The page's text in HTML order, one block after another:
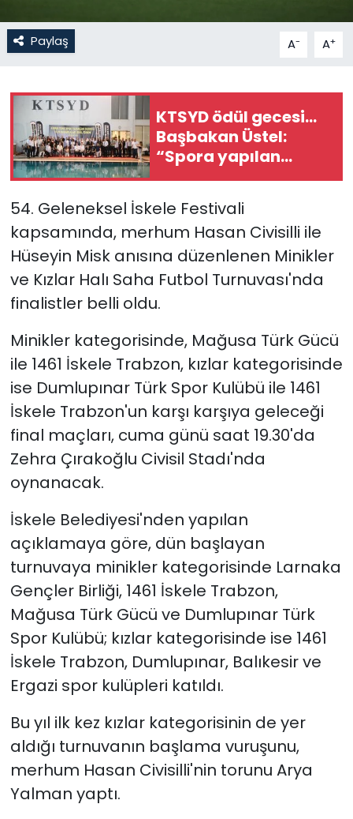
Paylaş A- A+
KTSYD ödül gecesi...
Başbakan Üstel:
“Spora yapılan
yatırım, geleceğe,
değerli yatırımdır”
54. Geleneksel İskele Festivali
kapsamında, merhum Hasan Civisilli ile
Hüseyin Misk anısına düzenlenen Minikler
ve Kızlar Halı Saha Futbol Turnuvası'nda
finalistler belli oldu.
Minikler kategorisinde, Mağusa Türk Gücü
ile 1461 İskele Trabzon, kızlar kategorisinde
ise Dumlupınar Türk Spor Kulübü ile 1461
İskele Trabzon'un karşı karşıya geleceği
final maçları, cuma günü saat 19.30'da
Zehra Çırakoğlu Civisil Stadı'nda
oynanacak.
İskele Belediyesi'nden yapılan
açıklamaya göre, dün başlayan
turnuvaya minikler kategorisinde Larnaka
Gençler Birliği, 1461 İskele Trabzon,
Mağusa Türk Gücü ve Dumlupınar Türk
Spor Kulübü; kızlar kategorisinde ise 1461
İskele Trabzon, Dumlupınar, Balıkesir ve
Ergazi spor kulüpleri katıldı.
Bu yıl ilk kez kızlar kategorisinin de yer
aldığı turnuvanın başlama vuruşunu,
merhum Hasan Civisilli'nin torunu Arya
Yalman yaptı.
Otomobil Dünyası
Politika
SAĞLIK
Spor
Teknoloji
TÜRKiYE
Video Galeri
YAŞAM
Yazarlar